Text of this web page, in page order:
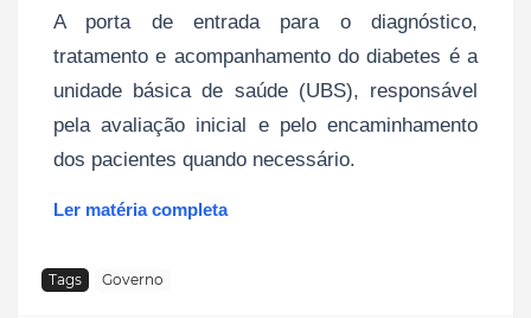
A porta de entrada para o diagnóstico,
tratamento e acompanhamento do diabetes é a
unidade básica de saúde (UBS), responsável
pela avaliação inicial e pelo encaminhamento
dos pacientes quando necessário.
Ler matéria completa
Tags Governo